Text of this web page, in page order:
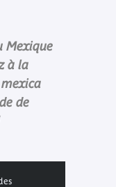
Mexique
à la
de